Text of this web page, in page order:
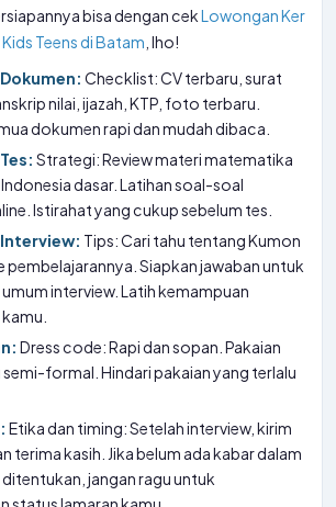
bisa dengan cekLowongan Ker
Teens di Batam , lho!
Checklist: CV terbaru, surat
nilai, ijazah, KTP, foto terbaru.
dokumen rapi dan mudah dibaca.
Strategi: Review materi matematika
dasar. Latihan soal-soal
Istirahat yang cukup sebelum tes.
Tips: Cari tahu tentang Kumon
pembelajarannya. Siapkan jawaban untuk
interview. Latih kemampuan
Dress code: Rapi dan sopan. Pakaian
formal. Hindari pakaian yang terlalu
Etika dan timing: Setelah interview, kirim
terima kasih. Jika belum ada kabar dalam
jangan ragu untuk